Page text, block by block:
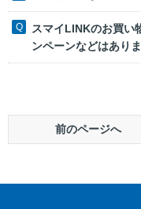
スマイLINKのお買い
ンペーンなどはあり
前のページへ